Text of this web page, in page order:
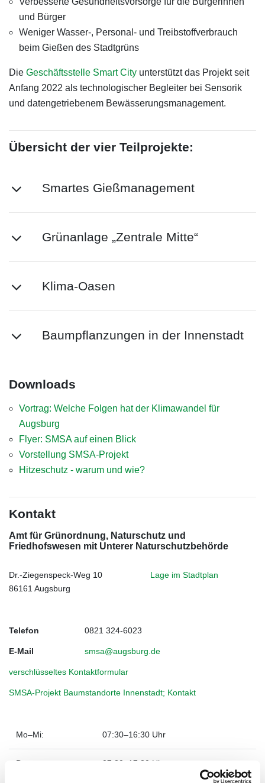
und Bürger
Weniger Wasser-, Personal- und Treibstoffverbrauch
beim Gießen des Stadtgrüns
Die Geschäftsstelle Smart City unterstützt das Projekt seit
Anfang 2022 als technologischer Begleiter bei Sensorik
und datengetriebenem Bewässerungsmanagement.
Übersicht der vier Teilprojekte:
Smartes Gießmanagement
Grünanlage „Zentrale Mitte“
Klima-Oasen
Baumpflanzungen in der Innenstadt
Downloads
Vortrag: Welche Folgen hat der Klimawandel für
Augsburg
Flyer: SMSA auf einen Blick
Vorstellung SMSA-Projekt
Hitzeschutz - warum und wie?
Kontakt
Amt für Grünordnung, Naturschutz und
Friedhofswesen mit Unterer Naturschutzbehörde
Dr.-Ziegenspeck-Weg 10
86161 Augsburg
Lage im Stadtplan
Telefon 0821 324-6023
E-Mail smsa@augsburg.de
verschlüsseltes Kontaktformular
SMSA-Projekt Baumstandorte Innenstadt; Kontakt
Mo–Mi: 07:30–16:30 Uhr
Do 07:30–17:30 Uhr